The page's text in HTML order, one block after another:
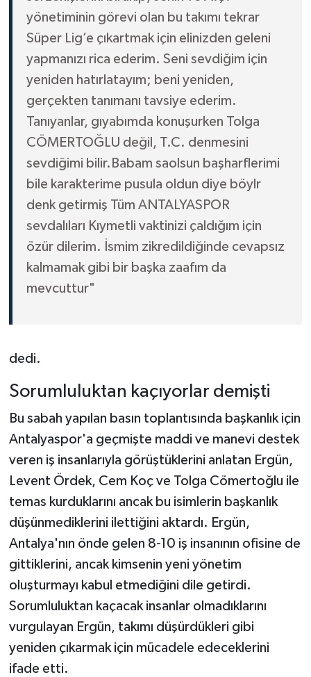
yönetiminin görevi olan bu takımı tekrar
Süper Lig’e çıkartmak için elinizden geleni
yapmanızı rica ederim. Seni sevdiğim için
yeniden hatırlatayım; beni yeniden,
gerçekten tanımanı tavsiye ederim.
Tanıyanlar, gıyabımda konuşurken Tolga
CÖMERTOĞLU değil, T.C. denmesini
sevdiğimi bilir.Babam saolsun başharflerimi
bile karakterime pusula oldun diye böylr
denk getirmiş Tüm ANTALYASPOR
sevdalıları Kıymetli vaktinizi çaldığım için
özür dilerim. İsmim zikredildiğinde cevapsız
kalmamak gibi bir başka zaafım da
mevcuttur"
dedi.
Sorumluluktan kaçıyorlar demişti
Bu sabah yapılan basın toplantısında başkanlık için
Antalyaspor'a geçmişte maddi ve manevi destek
veren iş insanlarıyla görüştüklerini anlatan Ergün,
Levent Ördek, Cem Koç ve Tolga Cömertoğlu ile
temas kurduklarını ancak bu isimlerin başkanlık
düşünmediklerini ilettiğini aktardı. Ergün,
Antalya'nın önde gelen 8-10 iş insanının ofisine de
gittiklerini, ancak kimsenin yeni yönetim
oluşturmayı kabul etmediğini dile getirdi.
Sorumluluktan kaçacak insanlar olmadıklarını
vurgulayan Ergün, takımı düşürdükleri gibi
yeniden çıkarmak için mücadele edeceklerini
ifade etti.